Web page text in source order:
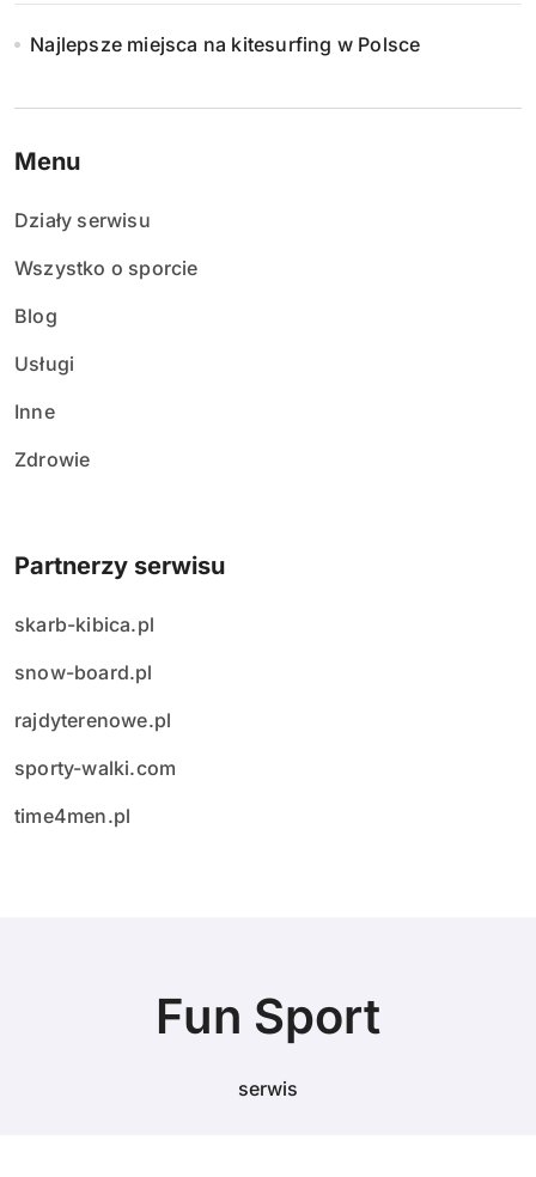
Najlepsze miejsca na kitesurfing w Polsce
Menu
Działy serwisu
Wszystko o sporcie
Blog
Usługi
Inne
Zdrowie
Partnerzy serwisu
skarb-kibica.pl
snow-board.pl
rajdyterenowe.pl
sporty-walki.com
time4men.pl
Fun Sport
serwis